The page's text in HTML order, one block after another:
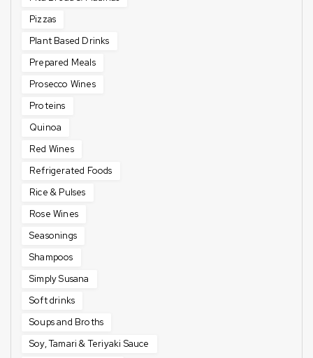
Pizzas
Plant Based Drinks
Prepared Meals
Prosecco Wines
Proteins
Quinoa
Red Wines
Refrigerated Foods
Rice & Pulses
Rose Wines
Seasonings
Shampoos
Simply Susana
Soft drinks
Soups and Broths
Soy, Tamari & Teriyaki Sauce